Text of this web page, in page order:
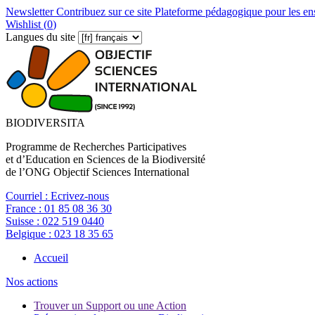
NewsletterContribuez sur ce site Plateforme pédagogique pour les
Wishlist (0)
Langues du site
BIODIVERSITA
Programme de Recherches Participatives
et d’Education en Sciences de la Biodiversité
de l’ONG Objectif Sciences International
Courriel : Ecrivez-nous
France : 01 85 08 36 30
Suisse : 022 519 0440
Belgique : 023 18 35 65
Accueil
Nos actions
Trouver un Support ou une Action